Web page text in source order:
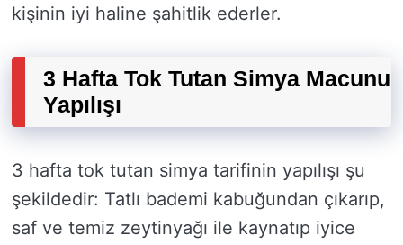
kişinin iyi haline şahitlik ederler.
3 Hafta Tok Tutan Simya Macunu
Yapılışı
3 hafta tok tutan simya tarifinin yapılışı şu
şekildedir: Tatlı bademi kabuğundan çıkarıp,
saf ve temiz zeytinyağı ile kaynatıp iyice